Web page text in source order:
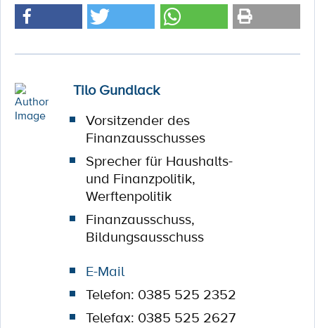
Tilo Gundlack
Vorsitzender des
Finanzausschusses
Sprecher für Haushalts-
und Finanzpolitik,
Werftenpolitik
Finanzausschuss,
Bildungsausschuss
E-Mail
Telefon: 0385 525 2352
Telefax: 0385 525 2627